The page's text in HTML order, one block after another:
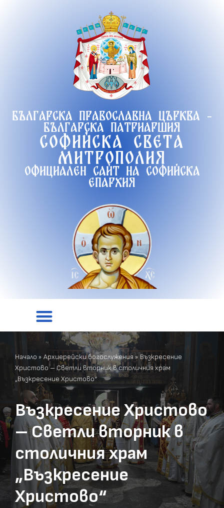
Българска православна църква -
Българска патриаршия
Софийска света
митрополия
Официален сайт на софийска
епархия
Начало » Архиерейски богослужения» Възкресение
Христово – Светли вторник в столичния храм
„Възкресение Христово“
Възкресение Христово
– Светли вторник в
столичния храм
„Възкресение
Христово“